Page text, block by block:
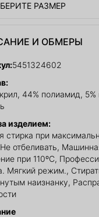
РАЗМЕР
И ОБМЕРЫ
5451324602
44% полиамид, 5%
изделием:
стирка при
отбеливать,
при 110ºС,
Мягкий режим.,
наизнанку,